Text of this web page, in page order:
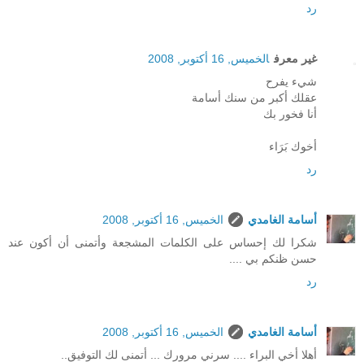
رد
غير معرف الخميس, 16 أكتوبر, 2008
شيء يفرح
عقلك أكبر من سنك أسامة
أنا فخور بك
أخوك بَرَاء
رد
أسامة الغامدي
الخميس, 16 أكتوبر, 2008
شكرا لك إحساس على الكلمات المشجعة وأتمنى أن أكون عند
حسن ظنكم بي ....
رد
أسامة الغامدي
الخميس, 16 أكتوبر, 2008
أهلا أخي البراء .... سرني مرورك ... أتمنى لك التوفيق..